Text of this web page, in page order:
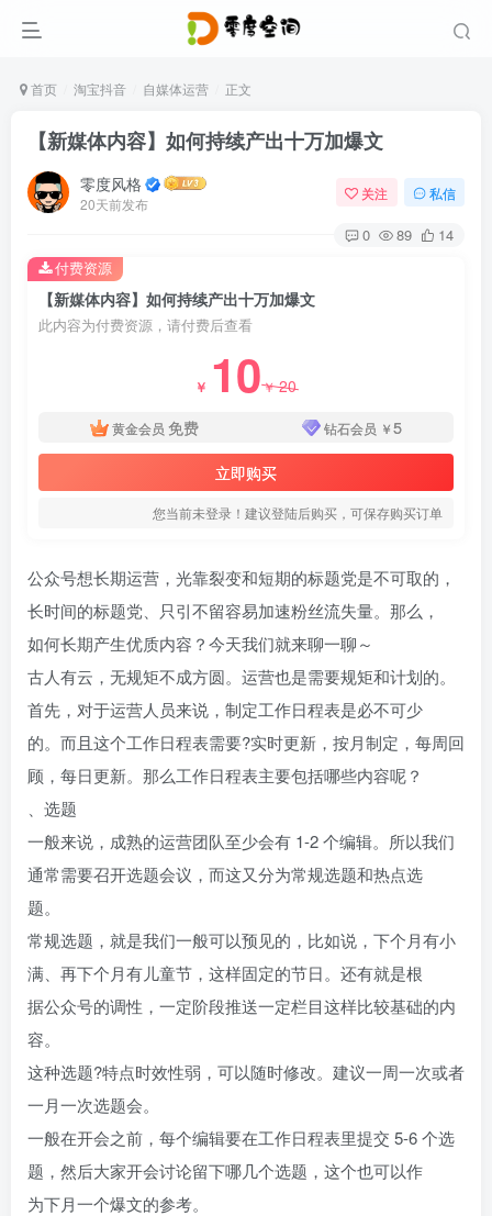
首页 淘宝抖音 自媒体运营 正文
【新媒体内容】如何持续产出十万加爆文
零度风格
20天前发布
关注 私信
0 89 14
【新媒体内容】如何持续产出十万加爆文
此内容为付费资源，请付费后查看
￥ 10￥20
黄金会员 免费 钻石会员 ￥5
立即购买
您当前未登录！建议登陆后购买，可保存购买订单
付费资源
公众号想长期运营，光靠裂变和短期的标题党是不可取的，
长时间的标题党、只引不留容易加速粉丝流失量。那么，
如何长期产生优质内容？今天我们就来聊一聊～
古人有云，无规矩不成方圆。运营也是需要规矩和计划的。
首先，对于运营人员来说，制定工作日程表是必不可少
的。而且这个工作日程表需要?实时更新，按月制定，每周回
顾，每日更新。那么工作日程表主要包括哪些内容呢？
、选题
一般来说，成熟的运营团队至少会有 1-2 个编辑。所以我们
通常需要召开选题会议，而这又分为常规选题和热点选
题。
常规选题，就是我们一般可以预见的，比如说，下个月有小
满、再下个月有儿童节，这样固定的节日。还有就是根
据公众号的调性，一定阶段推送一定栏目这样比较基础的内
容。
这种选题?特点时效性弱，可以随时修改。建议一周一次或者
一月一次选题会。
一般在开会之前，每个编辑要在工作日程表里提交 5-6 个选
题，然后大家开会讨论留下哪几个选题，这个也可以作
为下月一个爆文的参考。